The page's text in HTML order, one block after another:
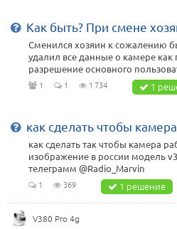
Как быть? При смене
Сменился хозяин к сожалению
удалил все данные о камере как
разрешение основного
1 1 1 734 1
как сделать чтобы
как сделать так чтобы камера
изображение в россии модель
телеграмм @Radio_Marvin
1 369 1 решение
V380 Pro 4g